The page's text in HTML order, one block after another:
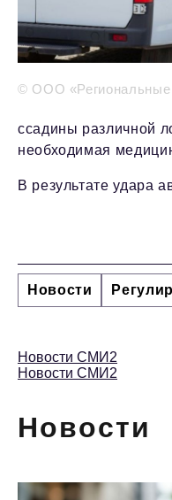
© ООО «Региональные
ссадины различной
необходимая
В результате удара
Новости
Новости СМИ2
Новости СМИ2
Новости